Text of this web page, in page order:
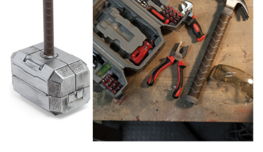
生成式AI與雲端應用
Enterprise Digital Transformation
特集